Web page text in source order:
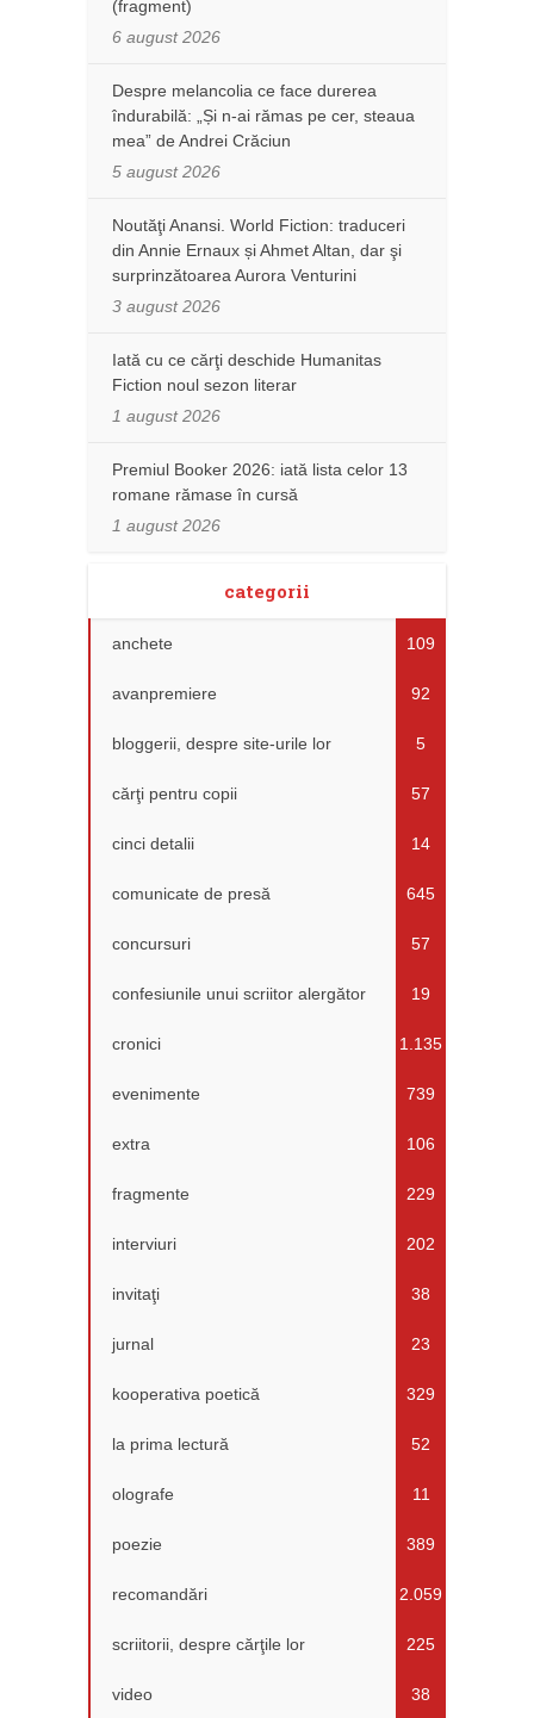
(fragment)
6 august 2026
Despre melancolia ce face durerea
îndurabilă: „Și n-ai rămas pe cer, steaua
mea” de Andrei Crăciun
5 august 2026
Noutăţi Anansi. World Fiction: traduceri
din Annie Ernaux și Ahmet Altan, dar şi
surprinzătoarea Aurora Venturini
3 august 2026
Iată cu ce cărţi deschide Humanitas
Fiction noul sezon literar
1 august 2026
Premiul Booker 2026: iată lista celor 13
romane rămase în cursă
1 august 2026
categorii
anchete 109
avanpremiere 92
bloggerii, despre site-urile lor 5
cărţi pentru copii 57
cinci detalii 14
comunicate de presă 645
concursuri 57
confesiunile unui scriitor alergător 19
cronici 1.135
evenimente 739
extra 106
fragmente 229
interviuri 202
invitaţi 38
jurnal 23
kooperativa poetică 329
la prima lectură 52
olografe 11
poezie 389
recomandări 2.059
scriitorii, despre cărţile lor 225
video 38